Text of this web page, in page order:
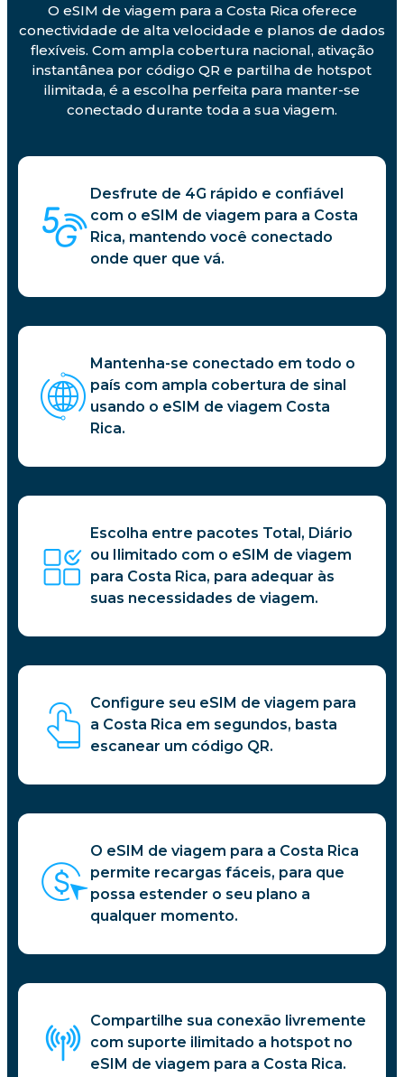
O eSIM de viagem para a Costa Rica oferece
conectividade de alta velocidade e planos de dados
flexíveis. Com ampla cobertura nacional, ativação
instantânea por código QR e partilha de hotspot
ilimitada, é a escolha perfeita para manter-se
conectado durante toda a sua viagem.
Desfrute de 4G rápido e confiável
com o eSIM de viagem para a Costa
Rica, mantendo você conectado
onde quer que vá.
Mantenha-se conectado em todo o
país com ampla cobertura de sinal
usando o eSIM de viagem Costa
Rica.
Escolha entre pacotes Total, Diário
ou Ilimitado com o eSIM de viagem
para Costa Rica, para adequar às
suas necessidades de viagem.
Configure seu eSIM de viagem para
a Costa Rica em segundos, basta
escanear um código QR.
O eSIM de viagem para a Costa Rica
permite recargas fáceis, para que
possa estender o seu plano a
qualquer momento.
Compartilhe sua conexão livremente
com suporte ilimitado a hotspot no
eSIM de viagem para a Costa Rica.